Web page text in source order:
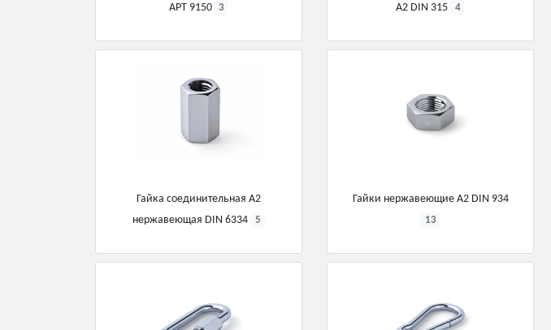
АРТ 9150
3
А2 DIN 315
4
Гайка соединительная А2
нержавеющая DIN 6334
5
Гайки нержавеющие А2 DIN 934
13